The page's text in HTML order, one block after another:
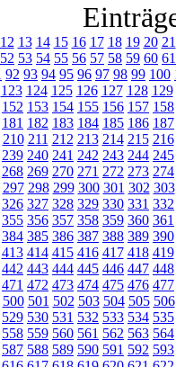
12 13 14 15 16 17 18 19 20 21
52 53 54 55 56 57 58 59 60 61
92 93 94 95 96 97 98 99 100
123 124 125 126 127 128 129
152 153 154 155 156 157 158
181 182 183 184 185 186 187
210 211 212 213 214 215 216
239 240 241 242 243 244 245
268 269 270 271 272 273 274
297 298 299 300 301 302 303
326 327 328 329 330 331 332
355 356 357 358 359 360 361
384 385 386 387 388 389 390
413 414 415 416 417 418 419
442 443 444 445 446 447 448
471 472 473 474 475 476 477
500 501 502 503 504 505 506
529 530 531 532 533 534 535
558 559 560 561 562 563 564
587 588 589 590 591 592 593